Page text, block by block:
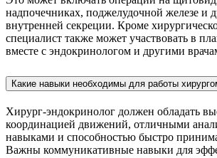
надпочечниках, поджелудочной железе и
внутренней секреции. Кроме
специалист также может участвовать в
вместе с эндокринологом и другими
Какие навыки необходимы для работы
Хирург-эндокринолог должен обладать
координацией движений, отличными
навыками и способностью быстро
Важны коммуникативные навыки для